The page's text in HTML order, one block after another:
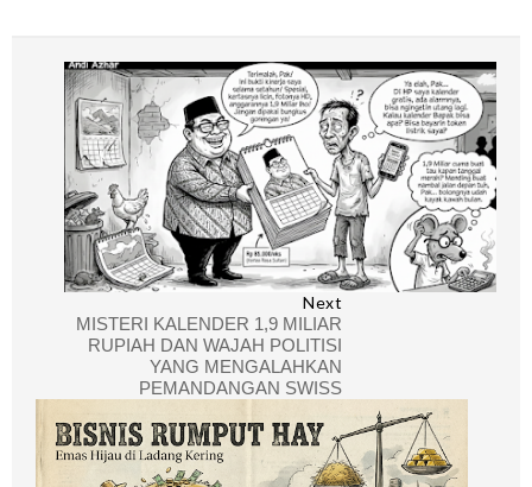
Next
MISTERI KALENDER 1,9 MILIAR
RUPIAH DAN WAJAH POLITISI
YANG MENGALAHKAN
PEMANDANGAN SWISS